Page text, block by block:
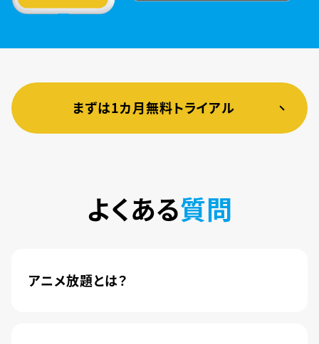
まずは1カ月無料トライアル
よくある質問
アニメ放題とは？